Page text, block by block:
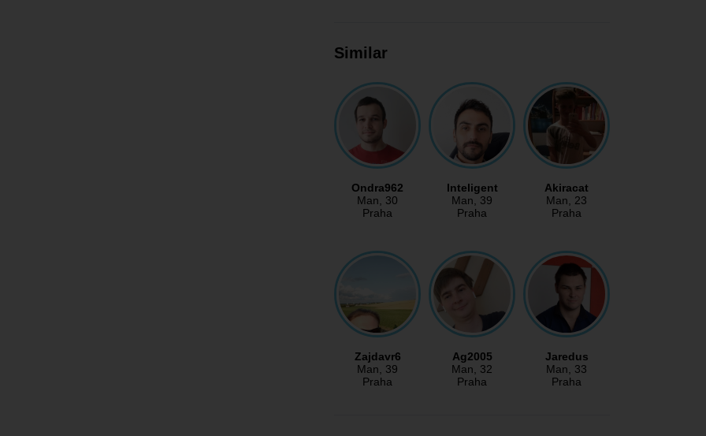
Similar
Ondra962
Man, 30
Praha
Inteligent
Man, 39
Praha
Akiracat
Man, 23
Praha
Zajdavr6
Man, 39
Praha
Ag2005
Man, 32
Praha
Jaredus
Man, 33
Praha